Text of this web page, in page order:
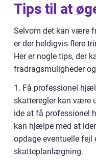
Tips til at
Selvom det kan være
er der heldigvis flere
Her er nogle tips, der
fradragsmuligheder
1. Få professionel
skatteregler kan være
ide at få professionel
kan hjælpe med at
opdage eventuelle fejl
skatteplanlægning.